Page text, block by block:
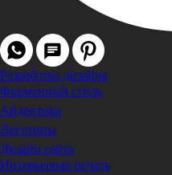
Разработка дизайна
Фирменный стиль
Айдентика
Логотипы
Дизайн сайта
Интерьерная печать